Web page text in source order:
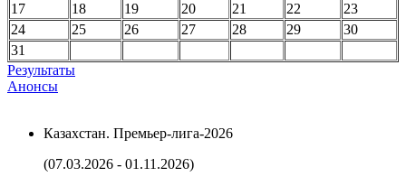
17
18 19 20 21 22
23
24
25 26 27 28 29
30
31
Результаты
Анонсы
Казахстан. Премьер-лига-2026
(07.03.2026 - 01.11.2026)